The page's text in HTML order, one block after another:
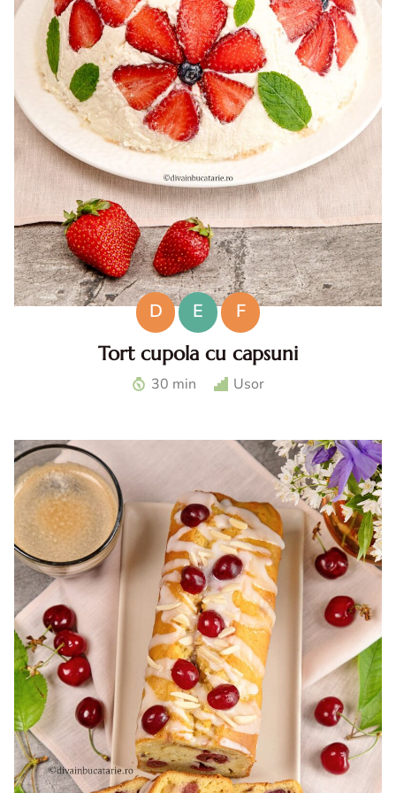
D E
F
Tort cupola cu capsuni
Tort cupola cu capsuni. Tort fara coacere cu capsuni. Tort
cu mascarpone si capsuni. Reteta tort cupola. Tort cu
30 min Usor